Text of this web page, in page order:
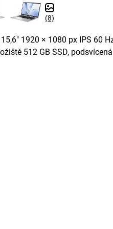
(8)
1920 × 1080 px IPS 60
512 GB SSD, podsvícená